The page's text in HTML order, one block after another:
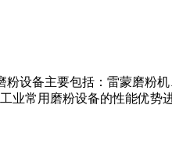
设备主要包括：雷蒙磨粉
业常用磨粉设备的性能优势